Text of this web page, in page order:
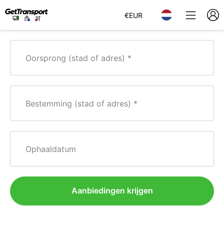
€EUR
Oorsprong (stad of adres)
Bestemming (stad of adres)
Ophaaldatum
Aanbiedingen krijgen